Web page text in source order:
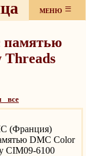
МЕНЮ ≡
памятью
Threads
все
(Франция)
DMC Color
CIM09-6100